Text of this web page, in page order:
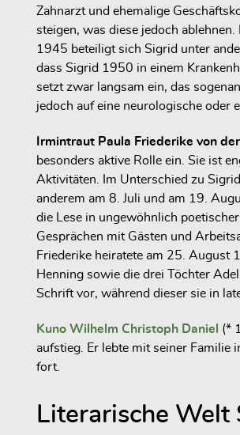
Zahnarzt und ehemalige
steigen, was diese jedoch
1945 beteiligt sich Sigrid unter
dass Sigrid 1950 in einem
setzt zwar langsam ein, das
jedoch auf eine neurologische oder
Irmintraut Paula Friederike von
besonders aktive Rolle ein. Sie ist
Aktivitäten. Im Unterschied zu
anderem am 8. Juli und am 19.
die Lese in ungewöhnlich
Gesprächen mit Gästen und
Friederike heiratete am 25. August
Henning sowie die drei Töchter
Schrift vor, während dieser sie in
Kuno Wilhelm Christoph Daniel
(*
aufstieg. Er lebte mit seiner Familie
fort.
Literarische Welt